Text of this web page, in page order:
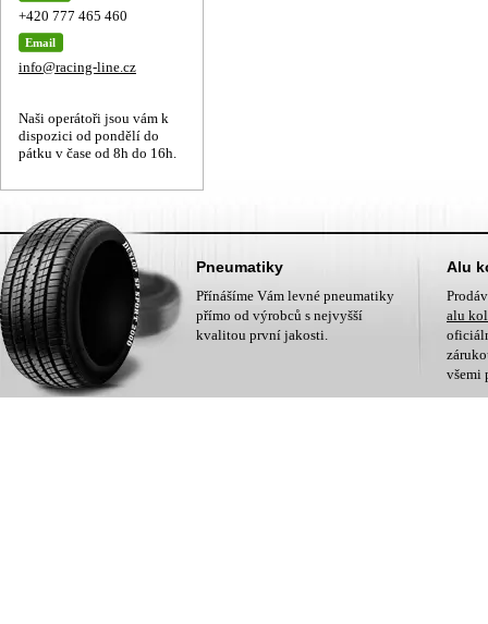
+420 777 465 460
Email
info@racing-line.cz
Naši operátoři jsou vám k
dispozici od pondělí do
pátku v čase od 8h do 16h.
Pneumatiky
Přínášíme Vám levné pneumatiky
přímo od výrobců s nejvyšší
kvalitou první jakosti.
Alu
alu
všemi